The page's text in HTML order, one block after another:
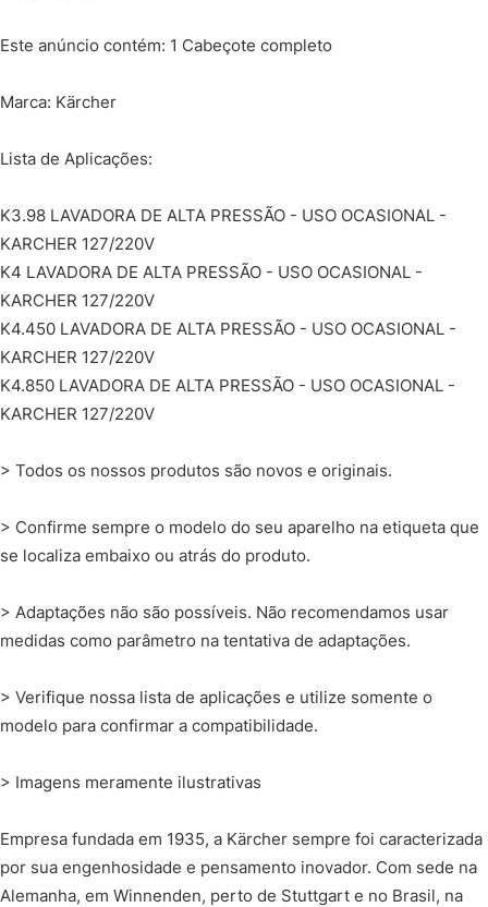
Este anúncio contém: 1 Cabeçote completo
Marca: Kärcher
Lista de Aplicações:
K3.98 LAVADORA DE ALTA PRESSÃO - USO OCASIONAL -
KARCHER 127/220V
K4 LAVADORA DE ALTA PRESSÃO - USO OCASIONAL -
KARCHER 127/220V
K4.450 LAVADORA DE ALTA PRESSÃO - USO OCASIONAL -
KARCHER 127/220V
K4.850 LAVADORA DE ALTA PRESSÃO - USO OCASIONAL -
KARCHER 127/220V
> Todos os nossos produtos são novos e originais.
> Confirme sempre o modelo do seu aparelho na etiqueta que
se localiza embaixo ou atrás do produto.
> Adaptações não são possíveis. Não recomendamos usar
medidas como parâmetro na tentativa de adaptações.
> Verifique nossa lista de aplicações e utilize somente o
modelo para confirmar a compatibilidade.
> Imagens meramente ilustrativas
Empresa fundada em 1935, a Kärcher sempre foi caracterizada
por sua engenhosidade e pensamento inovador. Com sede na
Alemanha, em Winnenden, perto de Stuttgart e no Brasil, na